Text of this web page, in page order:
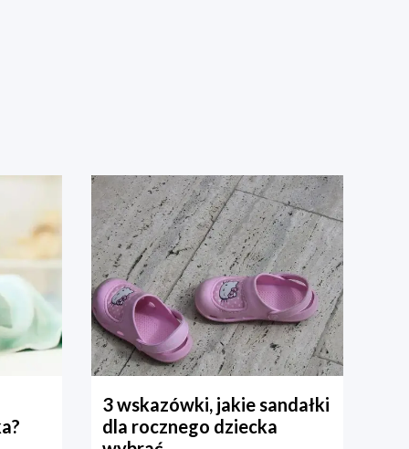
3 wskazówki, jakie sandałki
dla rocznego dziecka